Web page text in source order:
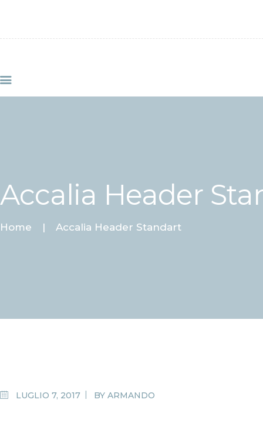
Accalia Header
Home Accalia Header Standart
SERVIZI
CONTACTS
LUGLIO 7, 2017 BY ARMANDO